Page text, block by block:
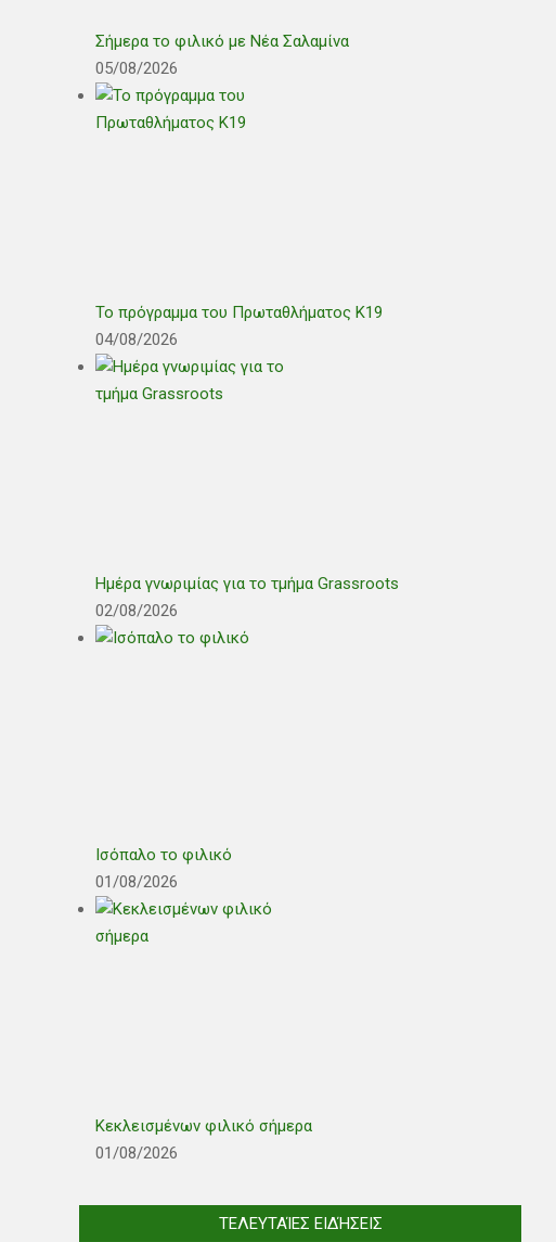
Σήμερα το φιλικό με Νέα Σαλαμίνα
05/08/2026
Το πρόγραμμα του Πρωταθλήματος Κ19
04/08/2026
Ημέρα γνωριμίας για το τμήμα Grassroots
02/08/2026
Ισόπαλο το φιλικό
01/08/2026
Κεκλεισμένων φιλικό σήμερα
01/08/2026
ΤΕΛΕΥΤΑΊΕΣ ΕΙΔΉΣΕΙΣ